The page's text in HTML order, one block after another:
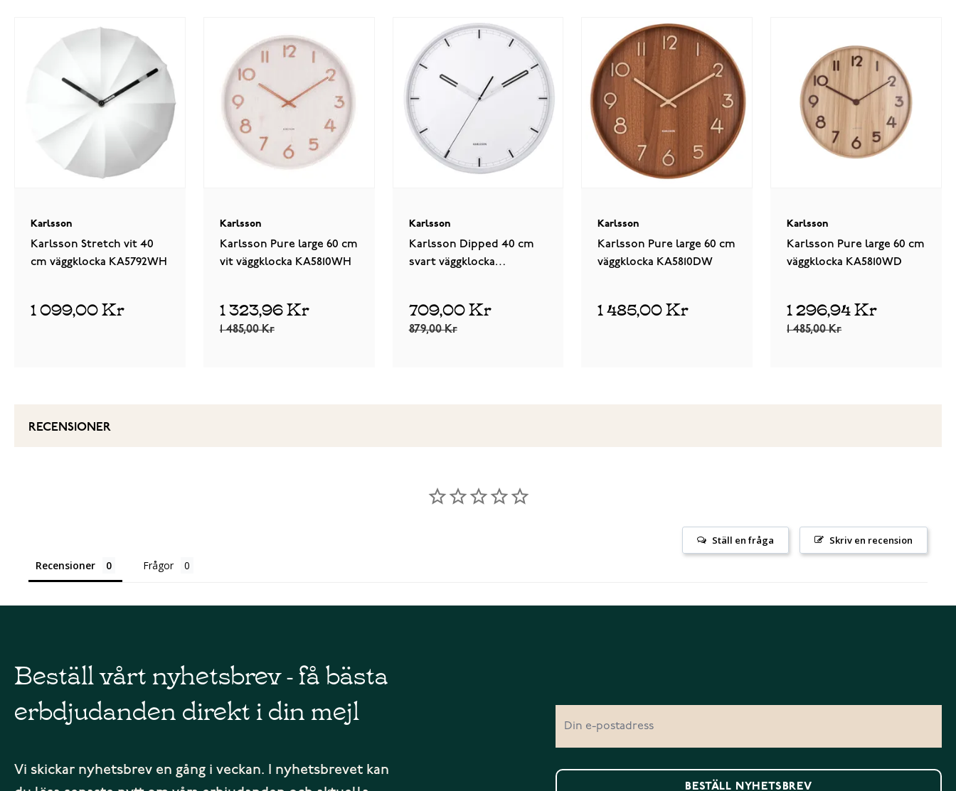
Karlsson
Karlsson Stretch vit 40
cm väggklocka KA5792WH
1 099,00 Kr
Karlsson
Karlsson Pure large 60 cm
vit väggklocka KA5810WH
1 323,96 Kr
1 485,00 Kr
Karlsson
Karlsson Dipped 40 cm
svart väggklocka
709,00 Kr
879,00 Kr
Karlsson
Karlsson Pure large 60 cm
väggklocka KA5810DW
1 485,00 Kr
Karlsson
Karlsson Pure large 60 cm
väggklocka KA5810WD
1 296,94 Kr
1 485,00 Kr
RECENSIONER
Skriv en recension
Ställ en fråga
Recensioner Frågor
Beställ vårt nyhetsbrev - få bästa
erbdjudanden direkt i din mejl
Vi skickar nyhetsbrev en gång i veckan. I nyhetsbrevet kan
BESTÄLL NYHETSBREV